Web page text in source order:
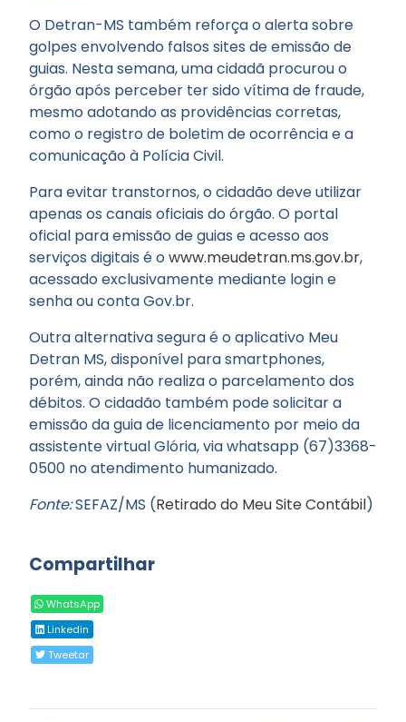
O Detran-MS também reforça o alerta sobre
golpes envolvendo falsos sites de emissão de
guias. Nesta semana, uma cidadã procurou o
órgão após perceber ter sido vítima de fraude,
mesmo adotando as providências corretas,
como o registro de boletim de ocorrência e a
comunicação à Polícia Civil.
Para evitar transtornos, o cidadão deve utilizar
apenas os canais oficiais do órgão. O portal
oficial para emissão de guias e acesso aos
serviços digitais é owww.meudetran.ms.gov.br,
acessado exclusivamente mediante login e
senha ou conta Gov.br.
Outra alternativa segura é o aplicativo Meu
Detran MS, disponível para smartphones,
porém, ainda não realiza o parcelamento dos
débitos. O cidadão também pode solicitar a
emissão da guia de licenciamento por meio da
assistente virtual Glória, via whatsapp (67)3368-
0500 no atendimento humanizado.
Fonte:SEFAZ/MS (Retirado do Meu Site Contábil)
Compartilhar
WhatsApp
Linkedin
Tweetar